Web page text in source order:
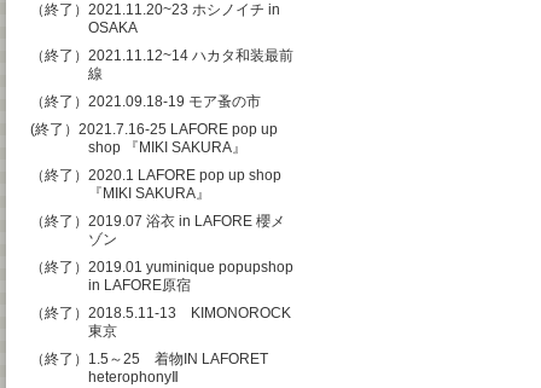
（終了）2021.11.20~23 ホシノイチ in
OSAKA
（終了）2021.11.12~14 ハカタ和装最前
線
（終了）2021.09.18-19 モア蚤の市
(終了）2021.7.16-25 LAFORE pop up
shop 『MIKI SAKURA』
（終了）2020.1 LAFORE pop up shop
『MIKI SAKURA』
（終了）2019.07 浴衣 in LAFORE 櫻メ
ゾン
（終了）2019.01 yuminique popupshop
in LAFORE原宿
（終了）2018.5.11-13 KIMONOROCK
東京
（終了）1.5～25 着物IN LAFORET
heterophonyⅡ